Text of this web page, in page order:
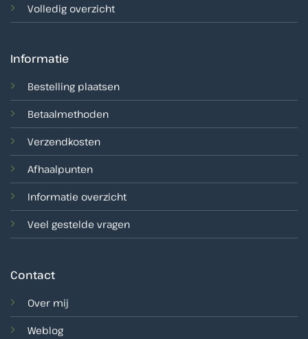
Volledig overzicht
Informatie
Bestelling plaatsen
Betaalmethoden
Verzendkosten
Afhaalpunten
Informatie overzicht
Veel gestelde vragen
Contact
Over mij
Weblog